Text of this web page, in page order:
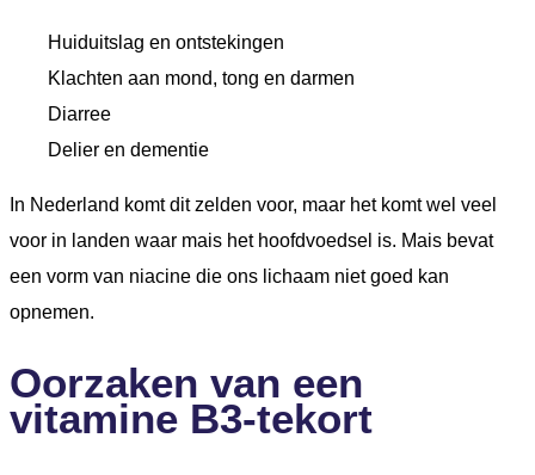
Huiduitslag en ontstekingen
Klachten aan mond, tong en darmen
Diarree
Delier en dementie
In Nederland komt dit zelden voor, maar het komt wel veel
voor in landen waar mais het hoofdvoedsel is. Mais bevat
een vorm van niacine die ons lichaam niet goed kan
opnemen.
Oorzaken van een
vitamine B3-tekort